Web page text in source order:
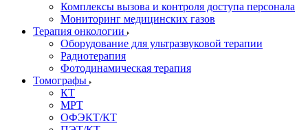
Комплексы вызова и контроля доступа персонала
Мониторинг медицинских газов
Терапия онкологии
Оборудование для ультразвуковой терапии
Радиотерапия
Фотодинамическая терапия
Томографы
КТ
МРТ
ОФЭКТ/КТ